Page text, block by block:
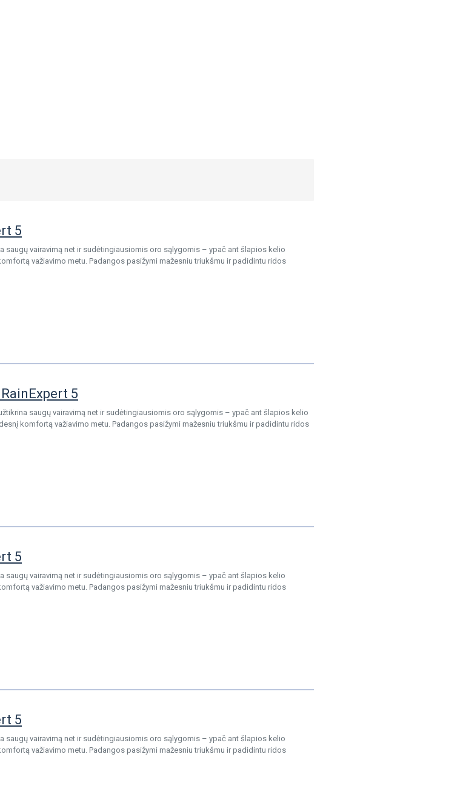
5
saugų vairavimą net ir sudėtingiausiomis oro sąlygomis – ypač ant šlapios kelio
važiavimo metu. Padangos pasižymi mažesniu triukšmu ir padidintu ridos
5
saugų vairavimą net ir sudėtingiausiomis oro sąlygomis – ypač ant šlapios kelio
komfortą važiavimo metu. Padangos pasižymi mažesniu triukšmu ir padidintu ridos
5
saugų vairavimą net ir sudėtingiausiomis oro sąlygomis – ypač ant šlapios kelio
važiavimo metu. Padangos pasižymi mažesniu triukšmu ir padidintu ridos
5
saugų vairavimą net ir sudėtingiausiomis oro sąlygomis – ypač ant šlapios kelio
važiavimo metu. Padangos pasižymi mažesniu triukšmu ir padidintu ridos